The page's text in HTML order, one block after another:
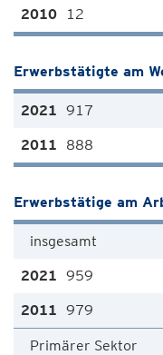
12
Erwerbstätigte am
917
888
Erwerbstätige am
insgesamt
959
979
Primärer Sektor